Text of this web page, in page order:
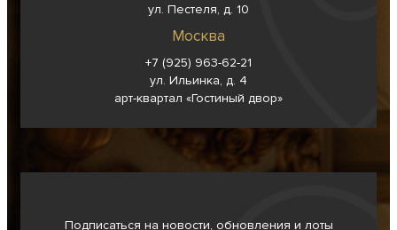
ул. Пестеля, д. 10
Москва
+7 (925) 963-62-21
ул. Ильинка, д. 4
арт-квартал «Гостиный двор»
Подписаться на новости, обновления и лоты